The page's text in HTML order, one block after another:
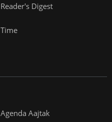
Reader's Digest
Time
Agenda Aajtak